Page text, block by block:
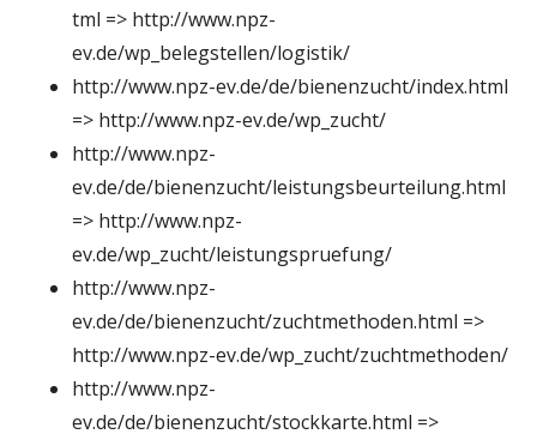
tml => http://www.npz-
ev.de/wp_belegstellen/logistik/
http://www.npz-ev.de/de/bienenzucht/index.html
=> http://www.npz-ev.de/wp_zucht/
http://www.npz-
ev.de/de/bienenzucht/leistungsbeurteilung.html
=> http://www.npz-
ev.de/wp_zucht/leistungspruefung/
http://www.npz-
ev.de/de/bienenzucht/zuchtmethoden.html =>
http://www.npz-ev.de/wp_zucht/zuchtmethoden/
http://www.npz-
ev.de/de/bienenzucht/stockkarte.html =>